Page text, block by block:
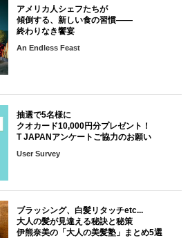
アメリカ人シェフたちが
傾倒する、新しい食の習慣――
終わりなき饗宴
An Endless Feast
抽選で5名様に
クオカード10,000円分プレゼント！
T JAPANアンケートご協力のお願い
User Survey
ブラッシング、白髪リタッチetc...
大人の髪が見違える秘訣と秘策
伊熊奈美の「大人の美髪塾」まとめ5選